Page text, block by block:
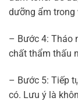
dưỡng ẩm trong
– Bước 4: Tháo
chất thẩm thấu
– Bước 5: Tiếp
có. Lưu ý là